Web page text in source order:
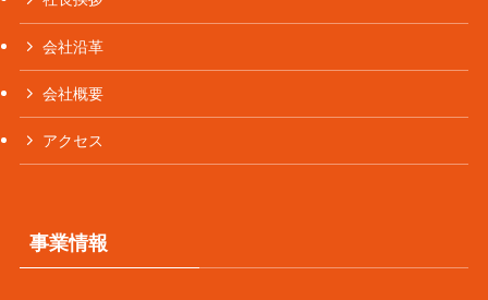
会社沿革
会社概要
アクセス
事業情報